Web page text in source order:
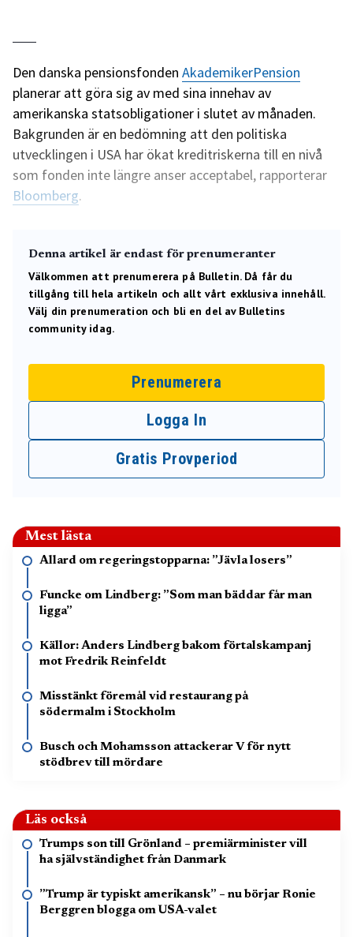
Den danska pensionsfonden AkademikerPension
planerar att göra sig av med sina innehav av
amerikanska statsobligationer i slutet av månaden.
Bakgrunden är en bedömning att den politiska
utvecklingen i USA har ökat kreditriskerna till en nivå
som fonden inte längre anser acceptabel, rapporterar
Bloomberg.
Denna artikel är endast för prenumeranter
Välkommen att prenumerera på Bulletin. Då får du
tillgång till hela artikeln och allt vårt exklusiva innehåll.
Välj din prenumeration och bli en del av Bulletins
community idag.
Prenumerera
Logga In
Gratis Provperiod
Mest lästa
Allard om regeringstopparna: ”Jävla losers”
Funcke om Lindberg: ”Som man bäddar får man
ligga”
Källor: Anders Lindberg bakom förtalskampanj
mot Fredrik Reinfeldt
Misstänkt föremål vid restaurang på
södermalm i Stockholm
Busch och Mohamsson attackerar V för nytt
stödbrev till mördare
Läs också
Trumps son till Grönland – premiärminister vill
ha självständighet från Danmark
”Trump är typiskt amerikansk” – nu börjar Ronie
Berggren blogga om USA-valet